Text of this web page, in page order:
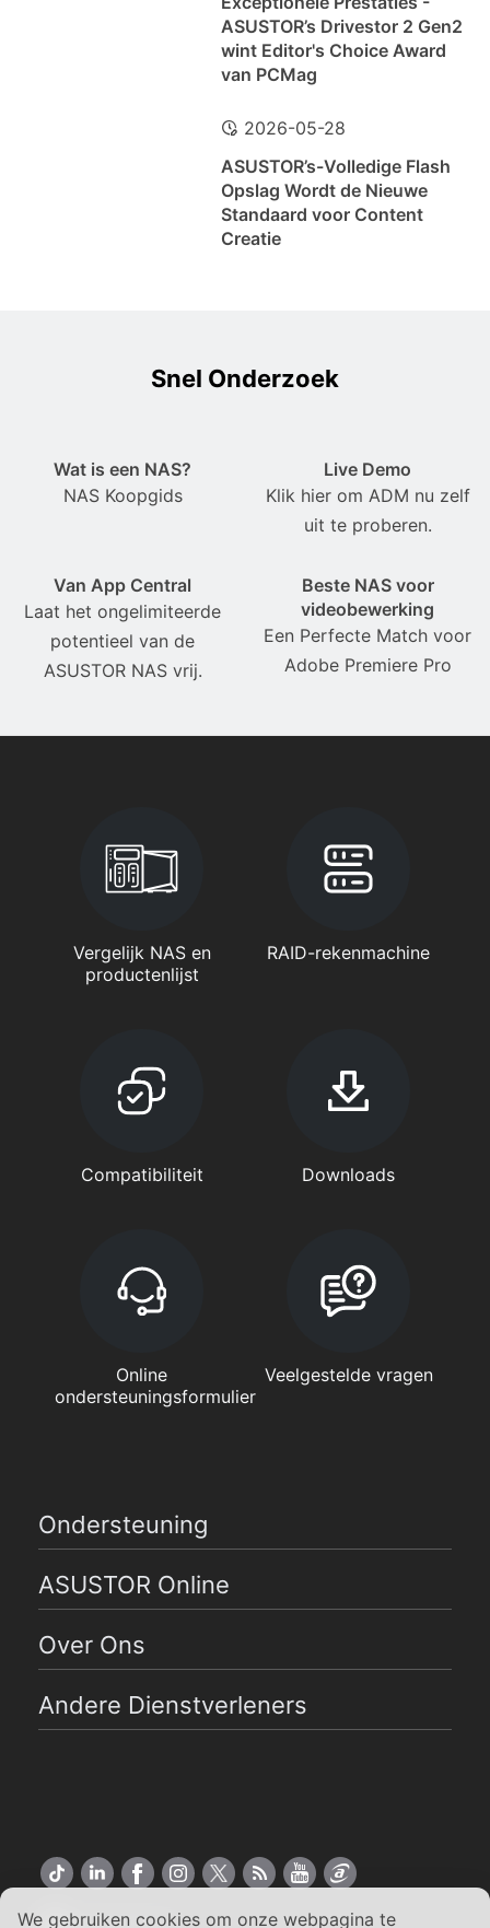
We gebruiken cookies om onze webpagina te
ASUSTOR’s Drivestor 2 Gen2
wint Editor's Choice Award
van PCMag
2026-05-28
ASUSTOR’s-Volledige Flash
Opslag Wordt de Nieuwe
Standaard voor Content
Creatie
Snel Onderzoek
Wat is een NAS?
NAS Koopgids
Live Demo
Klik hier om ADM nu zelf
uit te proberen.
Van App Central
Laat het ongelimiteerde
potentieel van de
ASUSTOR NAS vrij.
Beste NAS voor
videobewerking
Een Perfecte Match voor
Adobe Premiere Pro
Vergelijk NAS en
productenlijst
RAID-rekenmachine
Compatibiliteit Downloads
Online
ondersteuningsformulier
Veelgestelde vragen
Ondersteuning
ASUSTOR Online
Over Ons
Andere Dienstverleners